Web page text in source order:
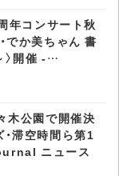
年コンサート秋
でか美ちゃん 書
開催 -
木公園で開催決
滞空時間ら第1
ニュース